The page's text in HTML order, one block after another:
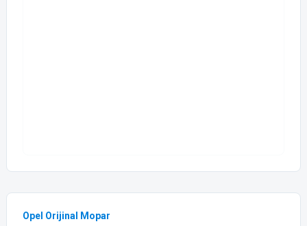
Opel Orijinal Mopar